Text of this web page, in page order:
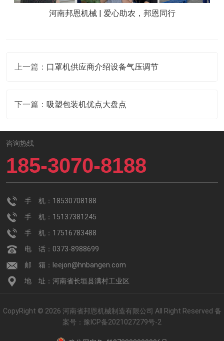
河南邦恩机械 | 爱心助农，邦恩同行
上一篇： 口罩机供应商介绍设备气压调节
下一篇： 吸塑包装机优点大盘点
咨询热线
185-3070-8188
手 机：18530708188
手 机：15137381245
手 机：17516783488
电 话：0373-8988699
邮 箱：leejon@hnbangen.com
地 址：河南省长垣县满村工业区
CopyRight © 2026 河南省邦恩机械制造有限公司 All Right Reserved 备
案号： 豫ICP备2021027279号-2